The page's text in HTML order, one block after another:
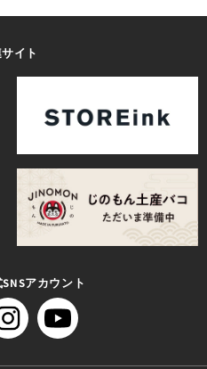
イト
アカウント